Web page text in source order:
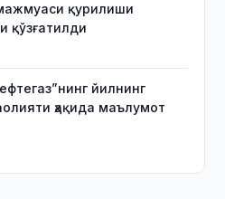
қурилиши
қўзғатилди
йилнинг
ҳақида маълумот